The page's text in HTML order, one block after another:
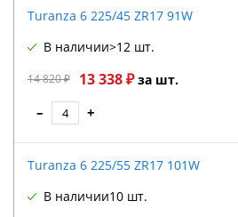
Turanza 6 225/45 ZR17 91W
14 820 ₽ 13 338 ₽за шт.
В наличии>12 шт.
– +
Turanza 6 225/55 ZR17 101W
В наличии10 шт.